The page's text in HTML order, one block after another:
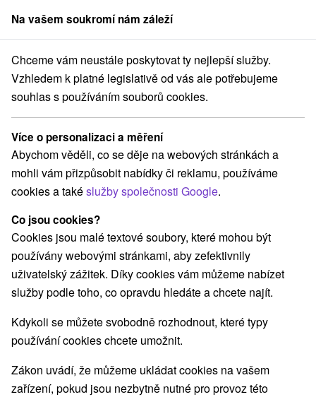
člen skupinySorger
Košický kraj Spišská Nová Ves Penzión RESA Spišská Nová Ves
Penzión RESA Spišská Nová Ves
Spišská Nová Ves
Rezervovat přes booking
REZERVACE A VÝBĚR POBYTU
Kontaktujte přímo ubytovatele.
Navigovat do místa
O ZAŘÍZENÍ VYBAVENÍ
Na vašem soukromí nám záleží
Chceme vám neustále poskytovat ty nejlepší služby.
Vzhledem k platné legislativě od vás ale potřebujeme
souhlas s používáním souborů cookies.
Více o personalizaci a měření
Abychom věděli, co se děje na webových stránkách a
mohli vám přizpůsobit nabídky či reklamu, používáme
cookies a takéslužby společnosti Google.
Co jsou cookies?
Cookies jsou malé textové soubory, které mohou být
používány webovými stránkami, aby zefektivnily
uživatelský zážitek. Díky cookies vám můžeme nabízet
služby podle toho, co opravdu hledáte a chcete najít.
Kdykoli se můžete svobodně rozhodnout, které typy
používání cookies chcete umožnit.
Zákon uvádí, že můžeme ukládat cookies na vašem
zařízení, pokud jsou nezbytně nutné pro provoz této